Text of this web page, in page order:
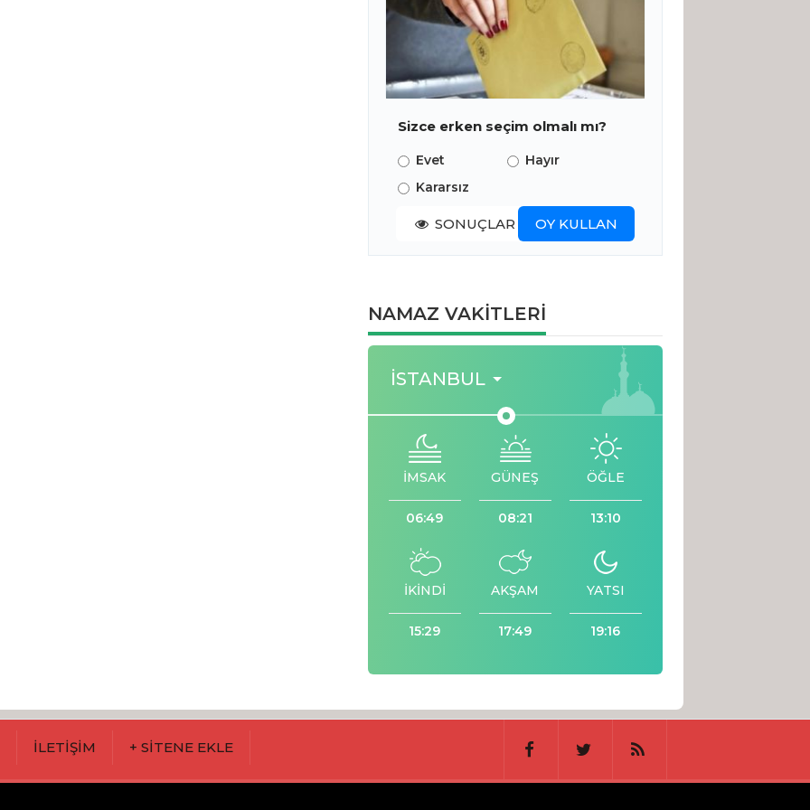
Sizce erken seçim olmalı mı?
Evet
Hayır
Kararsız
SONUÇLAR OY KULLAN
NAMAZ VAKİTLERİ
İSTANBUL
İMSAK
06:49
GÜNEŞ
08:21
ÖĞLE
13:10
İKİNDİ
15:29
AKŞAM
17:49
YATSI
19:16
İLETİŞİM + SİTENE EKLE